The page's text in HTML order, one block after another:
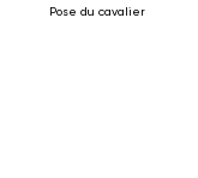
Pose du cavalier